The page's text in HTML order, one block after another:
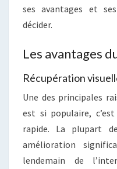
ses avantages et
décider.
Les avantages
Récupération
Une des principales
est si populaire,
rapide. La plupart
amélioration
lendemain de